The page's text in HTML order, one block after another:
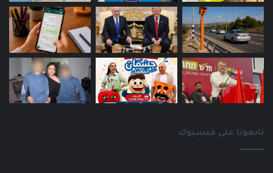
تابعونا على فيسبوك